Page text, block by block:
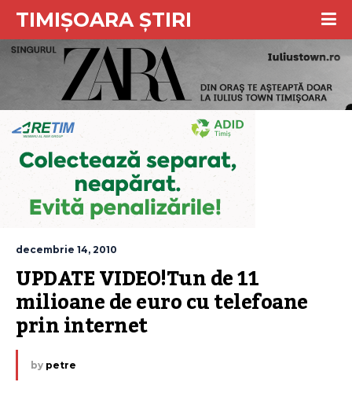
TIMIȘOARA ȘTIRI
decembrie 14, 2010
UPDATE VIDEO!Tun de 11
milioane de euro cu telefoane
prin internet
by petre